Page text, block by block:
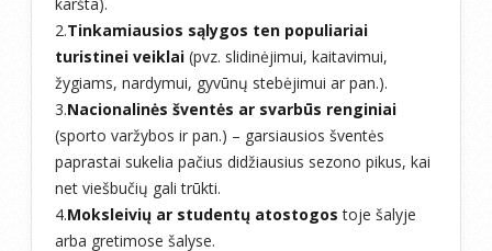
2.Tinkamiausios sąlygos ten populiariai
turistinei veiklai (pvz. slidinėjimui, kaitavimui,
žygiams, nardymui, gyvūnų stebėjimui ar pan.).
3.Nacionalinės šventės ar svarbūs renginiai
(sporto varžybos ir pan.) – garsiausios šventės
paprastai sukelia pačius didžiausius sezono pikus, kai
net viešbučių gali trūkti.
4.Moksleivių ar studentų atostogos toje šalyje
arba gretimose šalyse.